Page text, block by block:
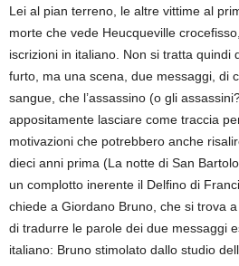
Lei al pian terreno, le altre vittime al
morte che vede Heucqueville
iscrizioni in italiano. Non si tratta quindi
furto, ma una scena, due messaggi, di
sangue, che l’assassino (o gli
appositamente lasciare come traccia
motivazioni che potrebbero anche
dieci anni prima (La notte di San
un complotto inerente il Delfino di
chiede a Giordano Bruno, che si trova
di tradurre le parole dei due messaggi
italiano: Bruno stimolato dallo studio